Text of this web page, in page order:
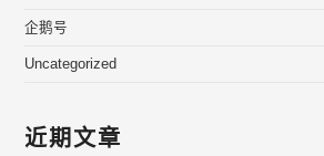
企鹅号
Uncategorized
近期文章